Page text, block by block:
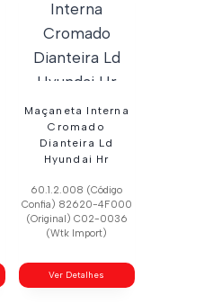
Maçaneta Interna
Cromado
Dianteira Ld
Hyundai Hr
60.1.2.008 (Código
Confia) 82620-4F000
(Original) C02-0036
(Wtk Import)
Ver Detalhes